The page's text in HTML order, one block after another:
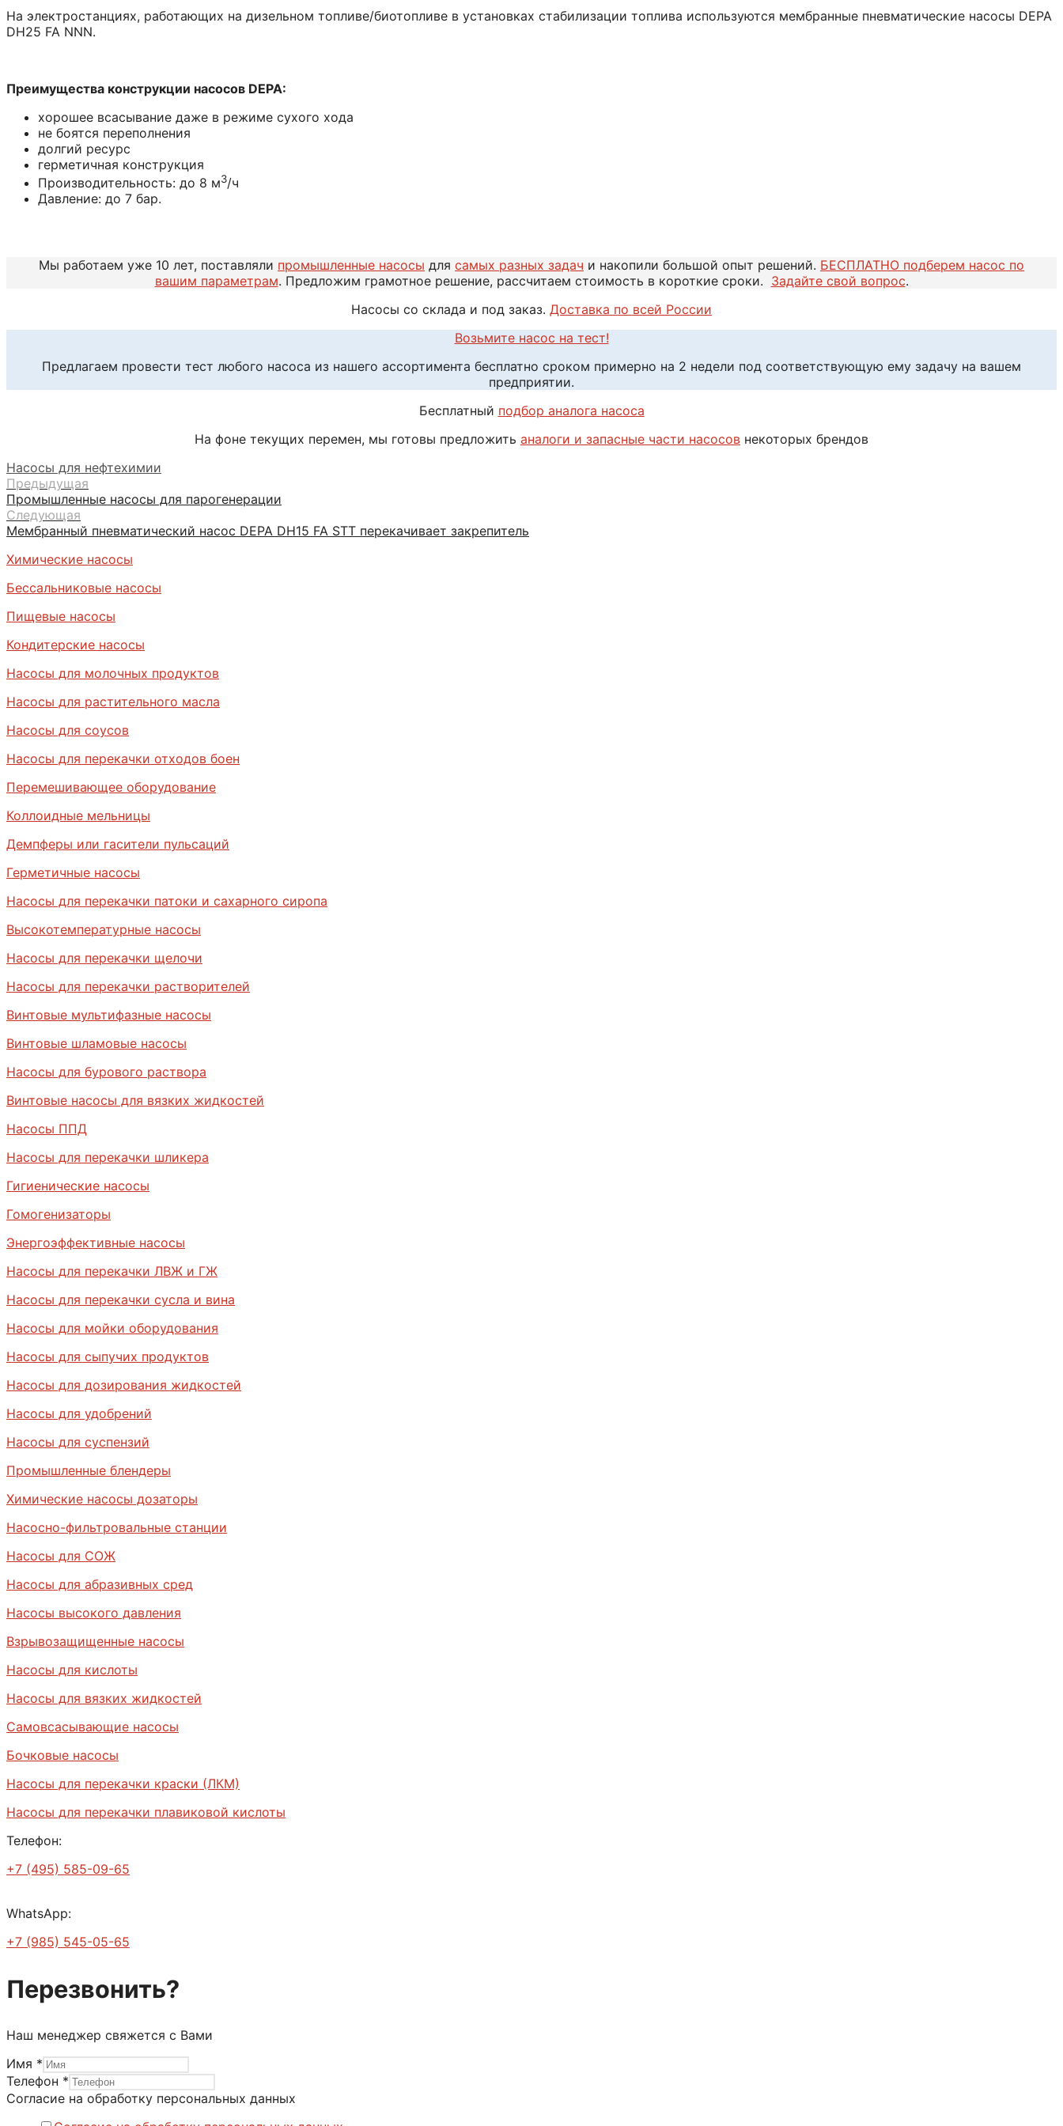
На электростанциях, работающих на дизельном топливе/биотопливе в установках стабилизации топлива используются мембранные пневматические насосы DEPA
DН25 FA NNN.
Преимущества конструкции насосов DEPA:
хорошее всасывание даже в режиме сухого хода
не боятся переполнения
долгий ресурс
герметичная конструкция
Производительность: до 8 м3/ч
Давление: до 7 бар.
Мы работаем уже 10 лет, поставляли промышленные насосы для самых разных задач и накопили большой опыт решений. БЕСПЛАТНО подберем насос по
вашим параметрам. Предложим грамотное решение, рассчитаем стоимость в короткие сроки. Задайте свой вопрос.
Насосы со склада и под заказ. Доставка по всей России
Возьмите насос на тест!
Предлагаем провести тест любого насоса из нашего ассортимента бесплатно сроком примерно на 2 недели под соответствующую ему задачу на вашем
предприятии.
Бесплатный подбор аналога насоса
На фоне текущих перемен, мы готовы предложить аналоги и запасные части насосов некоторых брендов
Насосы для нефтехимии
Предыдущая
Промышленные насосы для парогенерации
Следующая
Мембранный пневматический насос DEPA DН15 FA STT перекачивает закрепитель
Химические насосы
Бессальниковые насосы
Пищевые насосы
Кондитерские насосы
Насосы для молочных продуктов
Насосы для растительного масла
Насосы для соусов
Насосы для перекачки отходов боен
Перемешивающее оборудование
Коллоидные мельницы
Демпферы или гасители пульсаций
Герметичные насосы
Насосы для перекачки патоки и сахарного сиропа
Высокотемпературные насосы
Насосы для перекачки щелочи
Насосы для перекачки растворителей
Винтовые мультифазные насосы
Винтовые шламовые насосы
Насосы для бурового раствора
Винтовые насосы для вязких жидкостей
Насосы ППД
Насосы для перекачки шликера
Гигиенические насосы
Гомогенизаторы
Энергоэффективные насосы
Насосы для перекачки ЛВЖ и ГЖ
Насосы для перекачки сусла и вина
Насосы для мойки оборудования
Насосы для сыпучих продуктов
Насосы для дозирования жидкостей
Насосы для удобрений
Насосы для суспензий
Промышленные блендеры
Химические насосы дозаторы
Насосно-фильтровальные станции
Насосы для СОЖ
Насосы для абразивных сред
Насосы высокого давления
Взрывозащищенные насосы
Насосы для кислоты
Насосы для вязких жидкостей
Самовсасывающие насосы
Бочковые насосы
Насосы для перекачки краски (ЛКМ)
Насосы для перекачки плавиковой кислоты
Телефон:
+7 (495) 585-09-65
WhatsApp:
+7 (985) 545-05-65
Перезвонить?
Наш менеджер свяжется с Вами
Имя *
на
данных
Телефон *
Согласие на обработку персональных данных